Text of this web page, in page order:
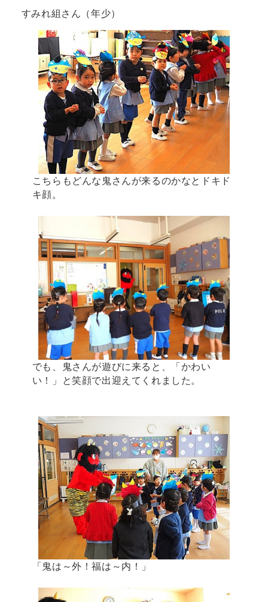
すみれ組さん（年少）
こちらもどんな鬼さんが来るのかなとドキド
キ顔。
でも、鬼さんが遊びに来ると、「かわい
い！」と笑顔で出迎えてくれました。
「鬼は～外！福は～内！」